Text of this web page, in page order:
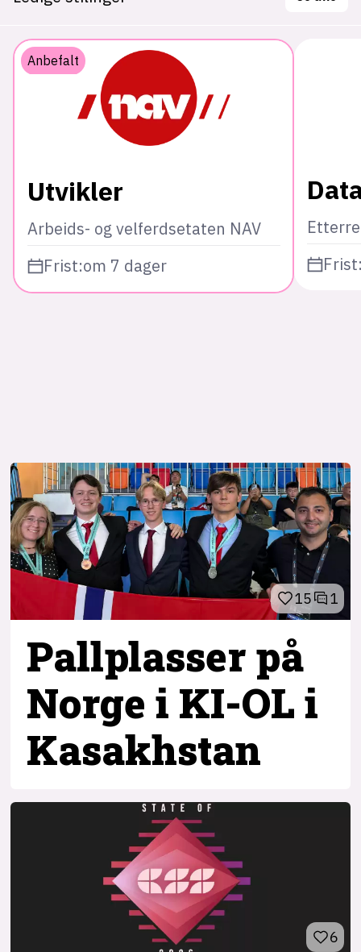
Anbefalt
Utvikler
Arbeids- og velferdsetaten NAV
Frist:om 7 dager
15 1
Pallplasser på
Norge i KI-OL i
Kasakhstan
6